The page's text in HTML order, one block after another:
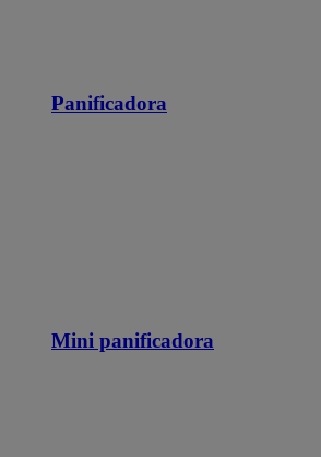
Panificadora
Mini panificadora